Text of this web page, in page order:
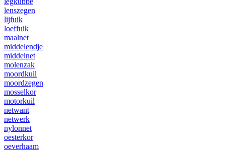
lenszegen
lijfuik
loeffuik
maalnet
middelendje
middelnet
molenzak
moordkuil
moordzegen
mosselkor
motorkuil
netwant
netwerk
nylonnet
oesterkor
oeverhaam